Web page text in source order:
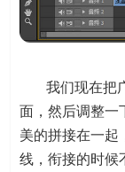
我们现在把广
面，然后调整一
美的拼接在一起
线，衔接的时候